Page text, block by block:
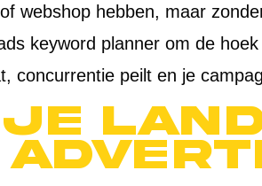
webshop hebben, maar
keyword planner om de
concurrentie peilt en je